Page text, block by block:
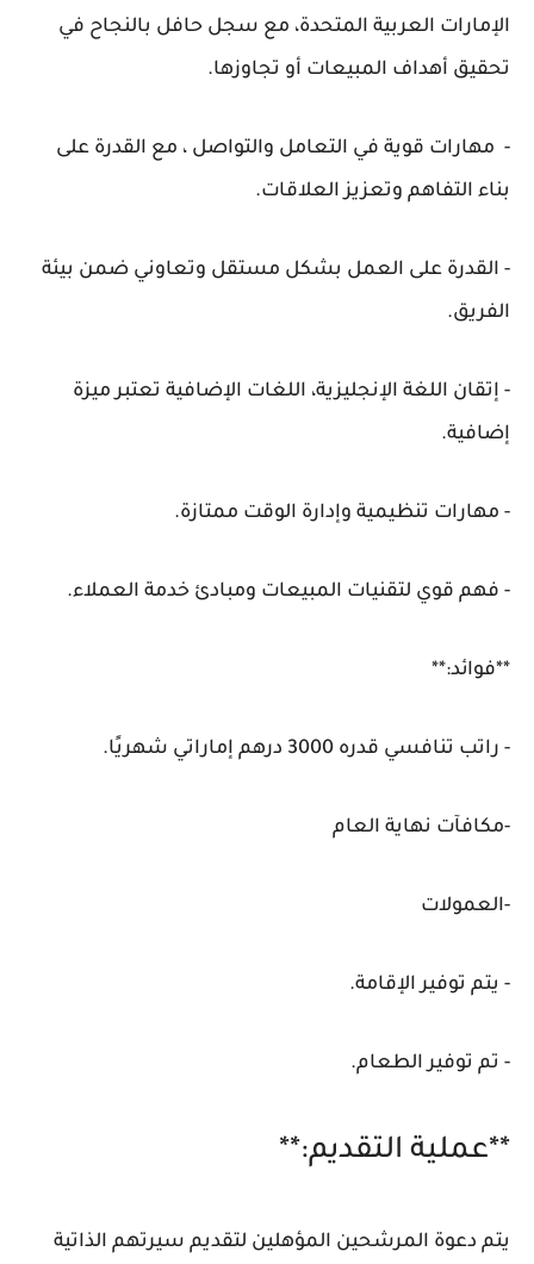
الإمارات العربية المتحدة، مع سجل حافل بالنجاح في
تحقيق أهداف المبيعات أو تجاوزها.
- مهارات قوية في التعامل والتواصل ، مع القدرة على
بناء التفاهم وتعزيز العلاقات.
- القدرة على العمل بشكل مستقل وتعاوني ضمن بيئة
الفريق.
- إتقان اللغة الإنجليزية، اللغات الإضافية تعتبر ميزة
إضافية.
- مهارات تنظيمية وإدارة الوقت ممتازة.
- فهم قوي لتقنيات المبيعات ومبادئ خدمة العملاء.
**فوائد:**
- راتب تنافسي قدره 3000 درهم إماراتي شهريًا.
-مكافآت نهاية العام
-العمولات
- يتم توفير الإقامة.
- تم توفير الطعام.
**عملية التقديم:**
يتم دعوة المرشحين المؤهلين لتقديم سيرتهم الذاتية